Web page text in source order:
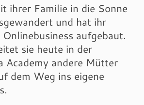
ihrer Familie in die Sonne
und hat ihr
aufgebaut.
sie heute in der
Academy andere Mütter
dem Weg ins eigene